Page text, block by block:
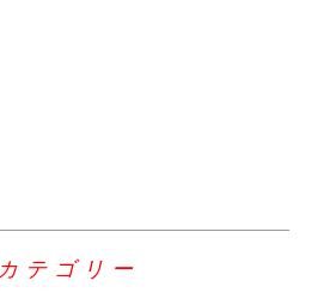
カテゴリー